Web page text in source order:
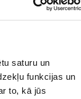
saturu un
funkcijas un
to, kā jūs